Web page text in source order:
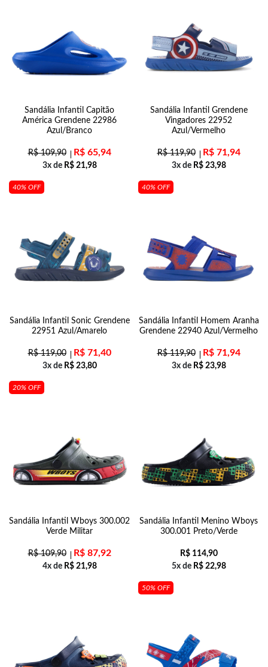
Sandália Infantil Capitão
América Grendene 22986
Azul/Branco
R$109,90 R$65,94
3x de R$21,98
Sandália Infantil Grendene
Vingadores 22952
Azul/Vermelho
R$119,90 R$71,94
3x de R$23,98
40% OFF
Sandália Infantil Sonic Grendene
22951 Azul/Amarelo
R$119,00 R$71,40
3x de R$23,80
40% OFF
Sandália Infantil Homem Aranha
Grendene 22940 Azul/Vermelho
R$119,90 R$71,94
3x de R$23,98
20% OFF
Sandália Infantil Wboys 300.002
Verde Militar
R$109,90 R$87,92
4x de R$21,98
Sandália Infantil Menino Wboys
300.001 Preto/Verde
R$114,90
5x de R$22,98
50% OFF